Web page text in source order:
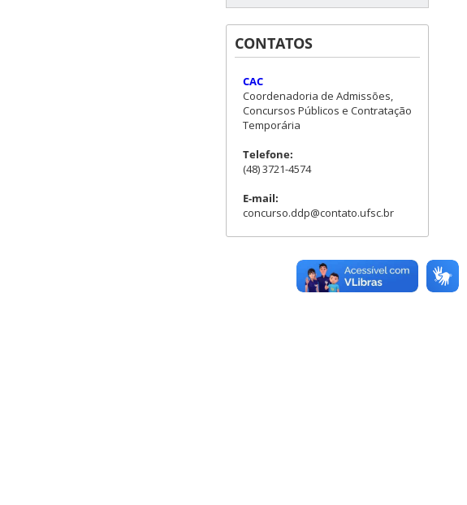
CONTATOS
CAC
Coordenadoria de Admissões,
Concursos Públicos e Contratação
Temporária
Telefone:
(48) 3721-4574
E-mail:
concurso.ddp@contato.ufsc.br